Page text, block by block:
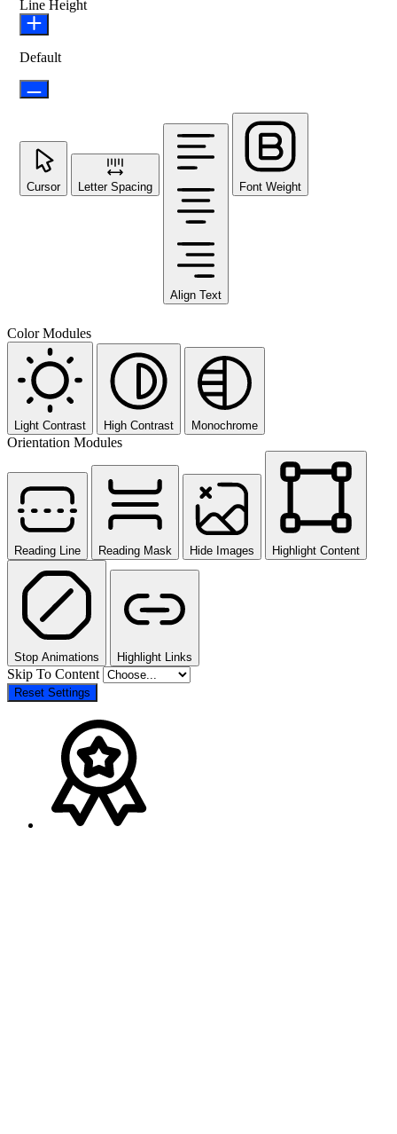
Line Height
Default
Cursor Letter Spacing
Align Text
Font Weight
Color Modules
Light Contrast High Contrast Monochrome
Orientation Modules
Reading Line Reading Mask Hide Images Highlight Content
Stop Animations Highlight Links
Skip To Content
Reset Settings